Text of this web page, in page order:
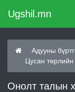
Ugshil.mn
Адууны
Цусан төрлийн
Онолт талын